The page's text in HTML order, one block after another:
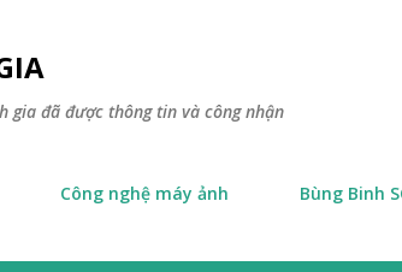
gia đã được thông tin và công nhận
Công nghệ máy ảnh Bùng Binh